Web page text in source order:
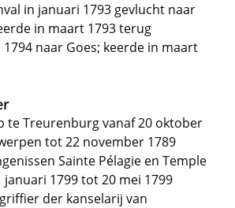
in januari 1793 gevlucht naar
in maart 1793 terug
naar Goes; keerde in maart
te Treurenburg vanaf 20 oktober
tot 22 november 1789
Sainte Pélagie en Temple
januari 1799 tot 20 mei 1799
der kanselarij van